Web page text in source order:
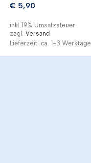
€ 5,90
inkl 19% Umsatzsteuer
zzgl. Versand
Lieferzeit: ca. 1-3 Werktage